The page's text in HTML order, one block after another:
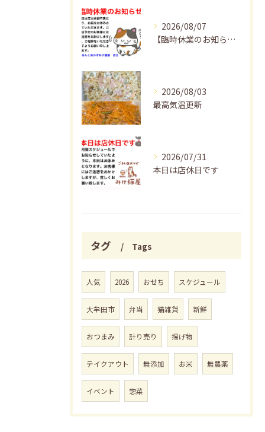
2026/08/07
【臨時休業のお知らせ】
2026/08/03
最高気温更新
2026/07/31
本日は店休日です
タグ Tags
人気 2026 おせち スケジュール
大牟田市 弁当 猫雑貨 新鮮
おつまみ 計り売り 揚げ物
テイクアウト 無添加 お米 無農薬
イベント 惣菜